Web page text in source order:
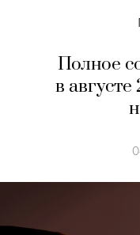
Полное
в